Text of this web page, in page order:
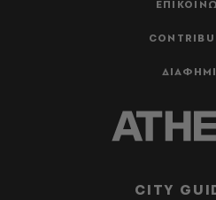
CITY